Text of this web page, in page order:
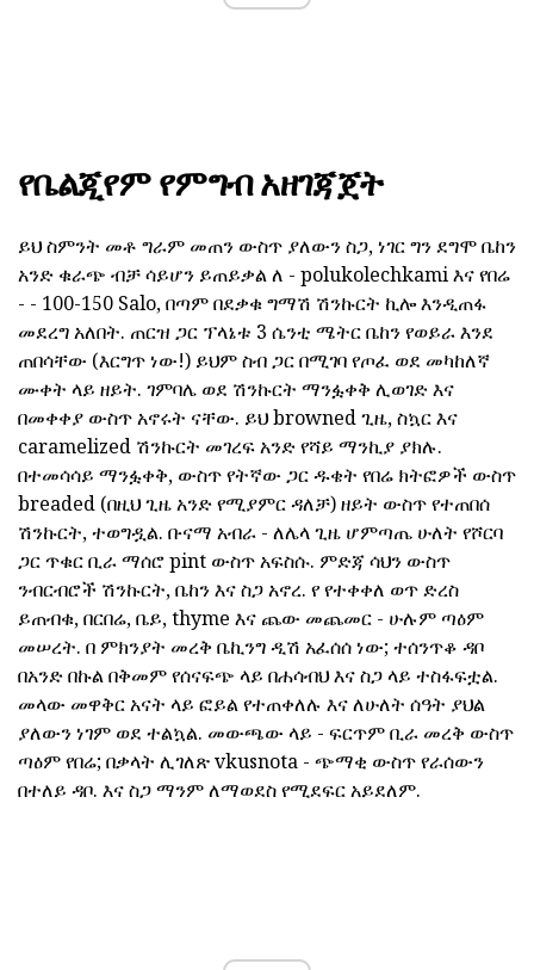
የቤልጂየም የምግብ አዘገጃጀት
ይህ ስምንት መቶ ግራም መጠን ውስጥ ያለውን ስጋ, ነገር ግን ደግሞ ቤከን
አንድ ቁራጭ ብቻ ሳይሆን ይጠይቃል ለ - polukolechkami እና የበሬ
- - 100-150 Salo, በጣም በደቃቁ ግማሽ ሽንኩርት ኪሎ እንዲጠፋ
መደረግ አለበት. ጠርዝ ጋር ፕላኔቱ 3 ሴንቲ ሜትር ቤከን የወይራ እንደ
ጠበሳቸው (እርግጥ ነው!) ይህም ስብ ጋር በሚገባ የጦፈ ወደ መካከለኛ
ሙቀት ላይ ዘይት. ገምባሌ ወደ ሽንኩርት ማንፏቀቅ ሊወገድ እና
በመቀቀያ ውስጥ አኖሩት ናቸው. ይህ browned ጊዜ, ስኳር እና
caramelized ሽንኩርት መገረፍ አንድ የሻይ ማንኪያ ያክሉ.
በተመሳሳይ ማንፏቀቅ, ውስጥ የትኛው ጋር ዱቄት የበሬ ክትፎዎች ውስጥ
breaded (በዚህ ጊዜ አንድ የሚያምር ዳለቻ) ዘይት ውስጥ የተጠበሰ
ሽንኩርት, ተወግዷል. ቡናማ አብራ - ለሌላ ጊዜ ሆምጣጤ ሁለት የሾርባ
ጋር ጥቁር ቢራ ማሰሮ pint ውስጥ አፍስሱ. ምድጃ ሳህን ውስጥ
ንብርብሮች ሽንኩርት, ቤከን እና ስጋ አኖረ. የ የተቀቀለ ወጥ ድረስ
ይጠብቁ, በርበሬ, ቤይ, thyme እና ጨው መጨመር - ሁሉም ጣዕም
መሠረት. በ ምክንያት መረቅ ቤኪንግ ዲሽ አፈሰሰ ነው; ተሰንጥቆ ዳቦ
በአንድ በኩል በቅመም የሰናፍጭ ላይ በሐሳብህ እና ስጋ ላይ ተስፋፍቷል.
መላው መዋቅር አናት ላይ ፎይል የተጠቀለሉ እና ለሁለት ሰዓት ያህል
ያለውን ነገም ወደ ተልኳል. መውጫው ላይ - ፍርጥም ቢራ መረቅ ውስጥ
ጣዕም የበሬ; በቃላት ሊገለጽ vkusnota - ጭማቂ ውስጥ የራሰውን
በተለይ ዳቦ. እና ስጋ ማንም ለማወደስ የሚደፍር አይደለም.